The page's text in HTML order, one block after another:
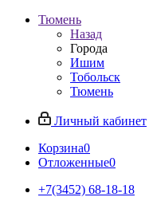
Тюмень
Назад
Города
Ишим
Тобольск
Тюмень
Личный кабинет
Корзина0
Отложенные0
+7(3452) 68-18-18